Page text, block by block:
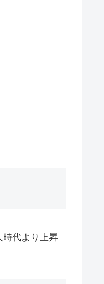
時代より上昇